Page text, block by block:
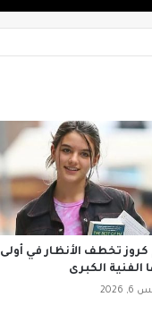
كروز تخطف الأنظار في أولى
الفنية الكبرى